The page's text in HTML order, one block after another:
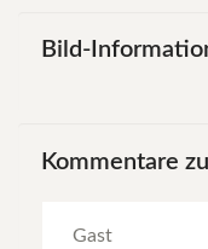
Bild-
Kommentare zu